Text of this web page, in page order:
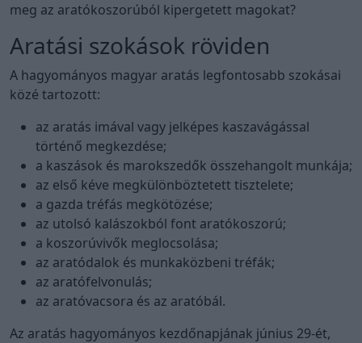
meg az aratókoszorúból kipergetett magokat?
Aratási szokások röviden
A hagyományos magyar aratás legfontosabb szokásai
közé tartozott:
az aratás imával vagy jelképes kaszavágással
történő megkezdése;
a kaszások és marokszedők összehangolt munkája;
az első kéve megkülönböztetett tisztelete;
a gazda tréfás megkötözése;
az utolsó kalászokból font aratókoszorú;
a koszorúvivők meglocsolása;
az aratódalok és munkaközbeni tréfák;
az aratófelvonulás;
az aratóvacsora és az aratóbál.
Az aratás hagyományos kezdőnapjának június 29-ét,